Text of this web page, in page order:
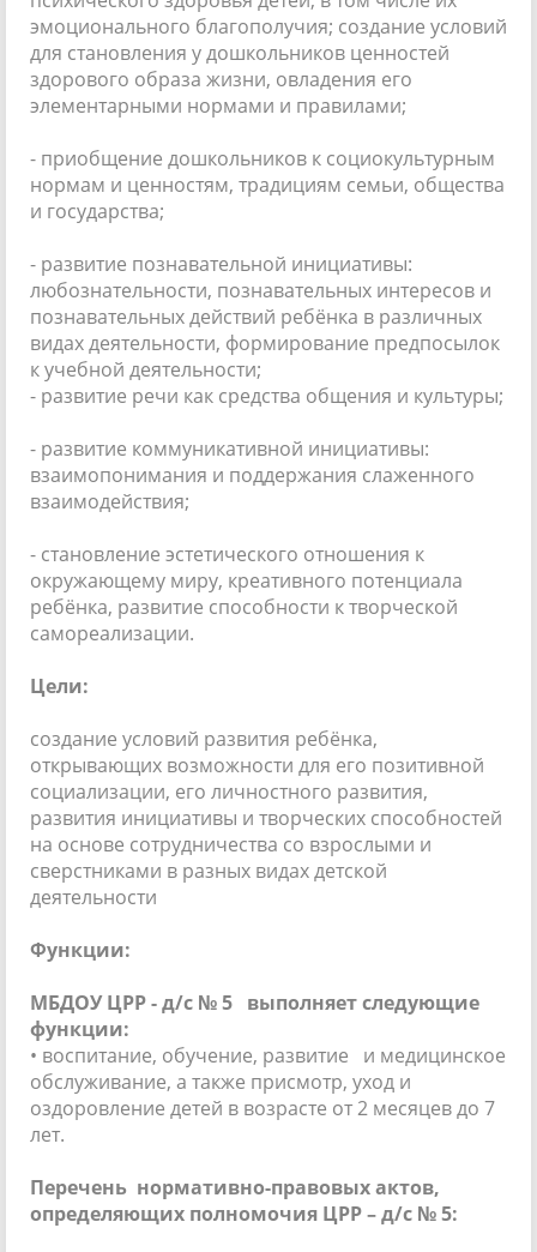
эмоционального благополучия; создание условий
для становления у дошкольников ценностей
здорового образа жизни, овладения его
элементарными нормами и правилами;
- приобщение дошкольников к социокультурным
нормам и ценностям, традициям семьи, общества
и государства;
- развитие познавательной инициативы:
любознательности, познавательных интересов и
познавательных действий ребёнка в различных
видах деятельности, формирование предпосылок
к учебной деятельности;
- развитие речи как средства общения и культуры;
- развитие коммуникативной инициативы:
взаимопонимания и поддержания слаженного
взаимодействия;
- становление эстетического отношения к
окружающему миру, креативного потенциала
ребёнка, развитие способности к творческой
самореализации.
Цели:
создание условий развития ребёнка,
открывающих возможности для его позитивной
социализации, его личностного развития,
развития инициативы и творческих способностей
на основе сотрудничества со взрослыми и
сверстниками в разных видах детской
деятельности
Функции:
МБДОУ ЦРР - д/с № 5 выполняет следующие
функции:
• воспитание, обучение, развитие и медицинское
обслуживание, а также присмотр, уход и
оздоровление детей в возрасте от 2 месяцев до 7
лет.
Перечень нормативно-правовых актов,
определяющих полномочия ЦРР – д/с № 5: